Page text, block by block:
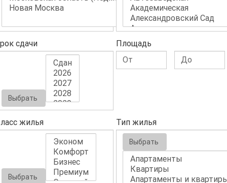
сдачи
Выбрать
Площадь
жилья
Выбрать
Тип жилья
Выбрать